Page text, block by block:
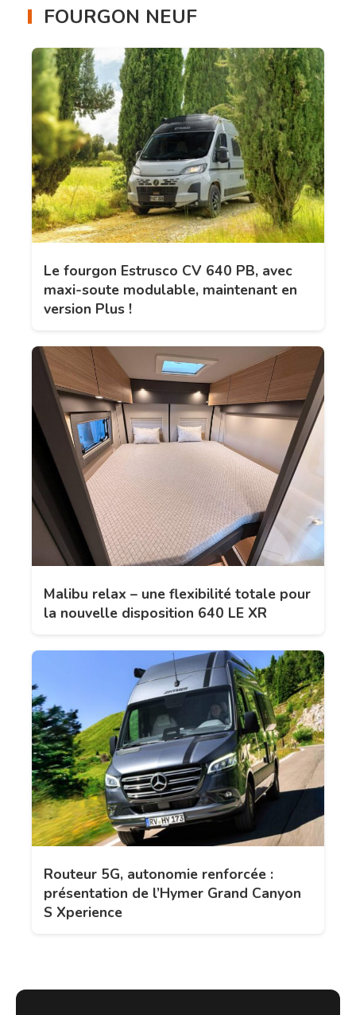
FOURGON NEUF
Le fourgon Estrusco CV 640 PB, avec
maxi-soute modulable, maintenant en
version Plus !
Malibu relax – une flexibilité totale pour
la nouvelle disposition 640 LE XR
Routeur 5G, autonomie renforcée :
présentation de l’Hymer Grand Canyon
S Xperience